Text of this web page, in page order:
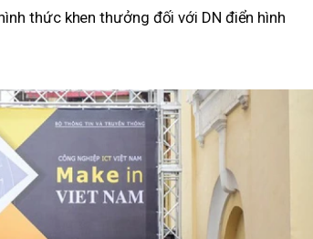
thức khen thưởng đối với DN điển hình